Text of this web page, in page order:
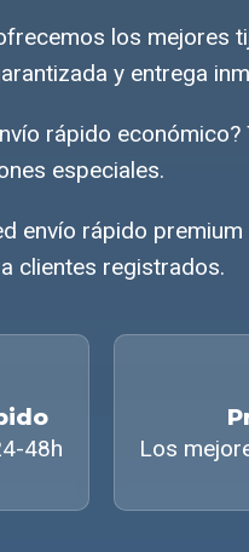
los mejores
y entrega
rápido económico?
especiales.
envío rápido
clientes registrados.
48h
Los